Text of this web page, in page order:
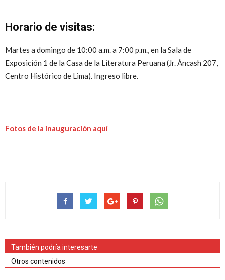
Horario de visitas:
Martes a domingo de 10:00 a.m. a 7:00 p.m., en la Sala de
Exposición 1 de la Casa de la Literatura Peruana (Jr. Áncash 207,
Centro Histórico de Lima). Ingreso libre.
Fotos de la inauguración aquí
También podría interesarte
Otros contenidos